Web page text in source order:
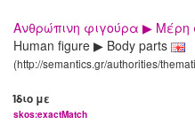
Ανθρώπινη φιγούρα ▶ Μέρη
Human figure ▶ Body parts
(http://semantics.gr/authorities/
Ίδιο με
skos:exactMatch